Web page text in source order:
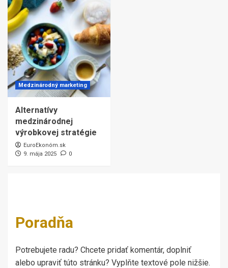
Medzinárodný marketing
Alternatívy
medzinárodnej
výrobkovej stratégie
EuroEkonóm.sk
9. mája 2025
0
Poradňa
Potrebujete radu? Chcete pridať komentár, doplniť
alebo upraviť túto stránku? Vyplňte textové pole nižšie.